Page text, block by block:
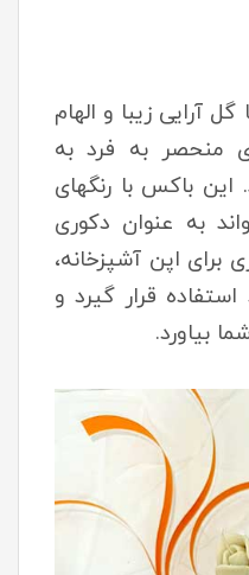
آرایی زیبا و الهام
منحصر به فرد به
باکس با رنگهای
به عنوان دکوری
برای اپن آشپزخانه،
قرار گیرد و
بیاورد.